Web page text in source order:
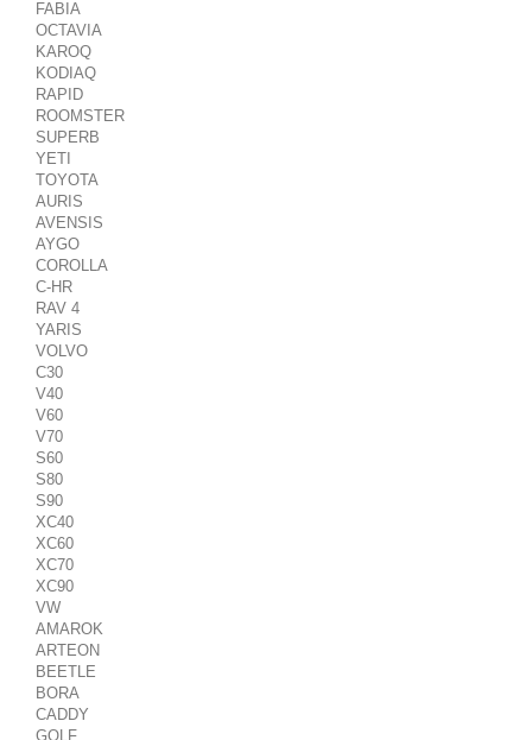
FABIA
OCTAVIA
KAROQ
KODIAQ
RAPID
ROOMSTER
SUPERB
YETI
TOYOTA
AURIS
AVENSIS
AYGO
COROLLA
C-HR
RAV 4
YARIS
VOLVO
C30
V40
V60
V70
S60
S80
S90
XC40
XC60
XC70
XC90
VW
AMAROK
ARTEON
BEETLE
BORA
CADDY
GOLF